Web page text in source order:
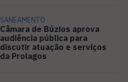
SANEAMENTO
Câmara de Búzios aprova
audiência pública para
discutir atuação e serviços
da Prolagos